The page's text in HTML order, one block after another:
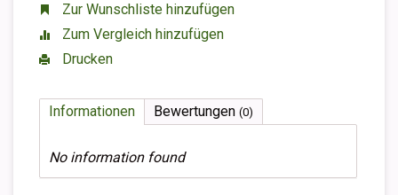
Zur Wunschliste hinzufügen
Zum Vergleich hinzufügen
Drucken
Informationen Bewertungen (0)
No information found